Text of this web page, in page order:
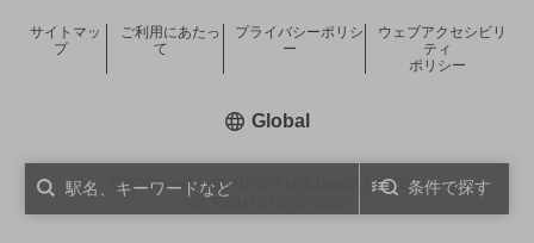
条件で探す
COPYRIGHT © SUNTORY HOLDINGS LIMITED.
サイトマッ
プ
ご利用にあたっ
て
プライバシーポリシ
ー
ウェブアクセシビリ
ティ
ポリシー
Global新しいウィンドウで開く